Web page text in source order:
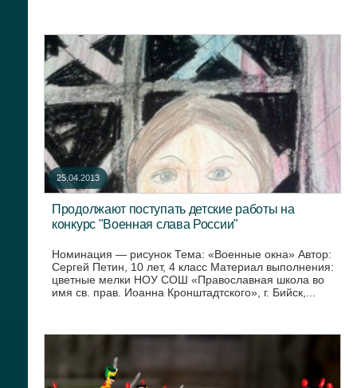
25.04.2013
Продолжают поступать детские работы на
конкурс "Военная слава России"
Номинация — рисунок Тема: «Военные окна» Автор:
Сергей Петин, 10 лет, 4 класс Материал выполнения:
цветные мелки НОУ СОШ «Православная школа во
имя св. прав. Иоанна Кронштадтского», г. Бийск,...